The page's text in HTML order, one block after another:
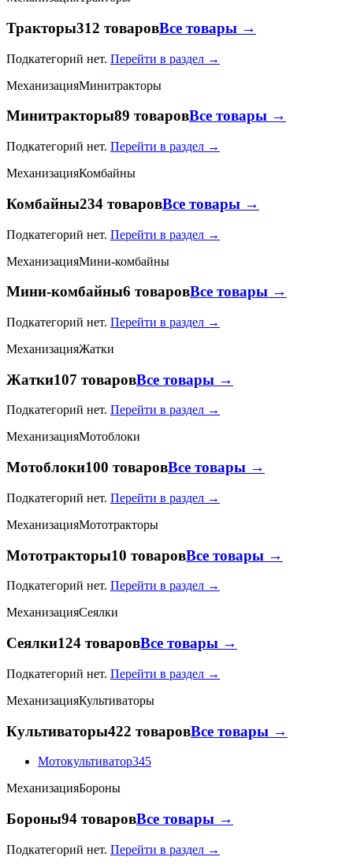
Тракторы312 товаровВсе товары →
Подкатегорий нет. Перейти в раздел →
МеханизацияМинитракторы
Минитракторы89 товаровВсе товары →
Подкатегорий нет. Перейти в раздел →
МеханизацияКомбайны
Комбайны234 товаровВсе товары →
Подкатегорий нет. Перейти в раздел →
МеханизацияМини-комбайны
Мини-комбайны6 товаровВсе товары →
Подкатегорий нет. Перейти в раздел →
МеханизацияЖатки
Жатки107 товаровВсе товары →
Подкатегорий нет. Перейти в раздел →
МеханизацияМотоблоки
Мотоблоки100 товаровВсе товары →
Подкатегорий нет. Перейти в раздел →
МеханизацияМототракторы
Мототракторы10 товаровВсе товары →
Подкатегорий нет. Перейти в раздел →
МеханизацияСеялки
Сеялки124 товаровВсе товары →
Подкатегорий нет. Перейти в раздел →
МеханизацияКультиваторы
Культиваторы422 товаровВсе товары →
Мотокультиватор345
МеханизацияБороны
Бороны94 товаровВсе товары →
Подкатегорий нет. Перейти в раздел →